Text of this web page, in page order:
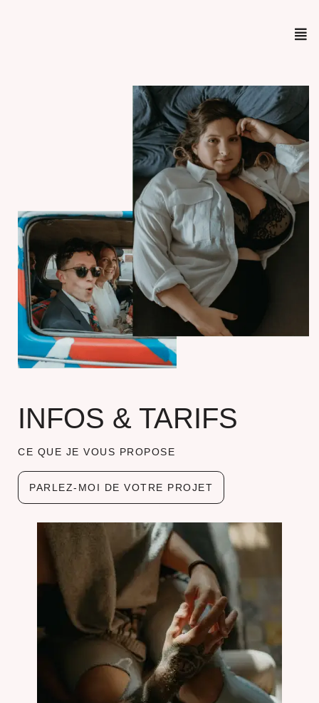
INFOS & TARIFS
CE QUE JE VOUS PROPOSE
PARLEZ-MOI DE VOTRE PROJET